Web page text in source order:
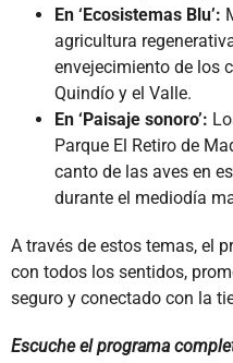
En ‘Ecosistemas Blu’:
agricultura
envejecimiento de los
Quindío y el Valle.
En ‘Paisaje sonoro’:
Parque El Retiro de
canto de las aves en
durante el mediodía
A través de estos temas, el
con todos los sentidos,
seguro y conectado con la
Escuche el programa